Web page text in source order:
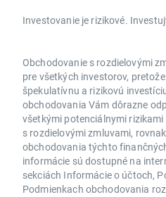
Investovanie je rizikové.
Obchodovanie s rozdielovými
pre všetkých investorov,
špekulatívnu a rizikovú
obchodovania Vám dôrazne
všetkými potenciálnymi
s rozdielovými zmluvami,
obchodovania týchto
informácie sú dostupné na
sekciách Informácie o účtoch,
Podmienkach obchodovania